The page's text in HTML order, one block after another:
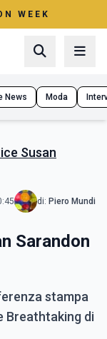
WEEK
News Moda
Susan
di: Piero Mundi
Sarandon
stampa
Breathtaking di